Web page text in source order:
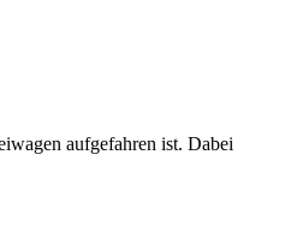
aufgefahren ist. Dabei